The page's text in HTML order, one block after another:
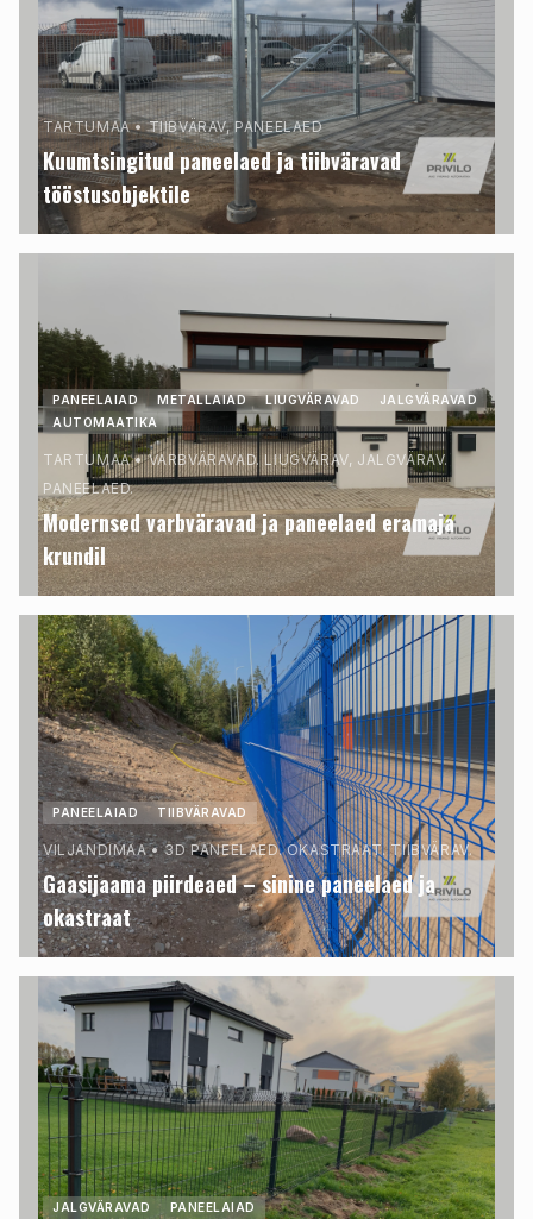
TARTUMAA•TIIBVÄRAV, PANEELAED
Kuumtsingitud paneelaed ja tiibväravad
tööstusobjektile
PANEELAIAD METALLAIAD LIUGVÄRAVAD
JALGVÄRAVAD
AUTOMAATIKA
TARTUMAA•VARBVÄRAVAD. LIUGVÄRAV, JALGVÄRAV.
PANEELAED.
Modernsed varbväravad ja paneelaed eramaja
krundil
PANEELAIAD TIIBVÄRAVAD
VILJANDIMAA•3D PANEELAED. OKASTRAAT. TIIBVÄRAV.
Gaasijaama piirdeaed – sinine paneelaed ja
okastraat
JALGVÄRAVAD PANEELAIAD